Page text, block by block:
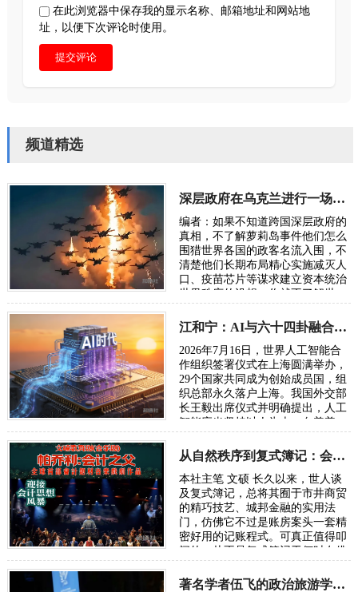
在此浏览器中保存我的显示名称、邮箱地址和网站地
址，以便下次评论时使用。
提交评论
频道精选
深层政府在乌克兰进行一场“地狱级大实验”，骗了全世界
编者：如果不知道跨国深层政府的
真相，不了解萝莉岛事件他们怎么
围猎世界各国的政客名流入围，不
清楚他们长期布局精心实施减灭人
口、疫苗芯片等谋求建立资本统治
世界秩序的设想，你就不了解世
眼联盟国家…
江和宁：AI与六十四卦融合将成为读懂宇宙的通用语言
2026年7月16日，世界人工智能合
作组织签署仪式在上海圆满举办，
29个国家共同成为创始成员国，组
织总部永久落户上海。我国外交部
长王毅出席仪式并明确提出，人工
智能应当坚持以人为本、向善普
共享机制，…
从自然秩序到复式簿记：会计制度的诞生逻辑
本社主笔 文硕 长久以来，世人谈
及复式簿记，总将其囿于市井商贸
的精巧技艺、城邦金融的实用法
门，仿佛它不过是账房案头一套精
密好用的记账程式。可真正值得叩
问的，从不是复式簿记于何时在佛
熟，而是人类…
著名学者伍飞的政治旅游学方案：《旅游整合世界》